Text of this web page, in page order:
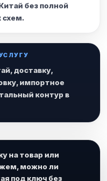
без полной
схем.
доставку,
импортное
контур в
на товар или
можно ли
под ключ без